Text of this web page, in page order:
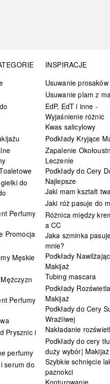
do
Perfumy
Promocja
Męskie
Perfumy
Prysznic i
perfumy
serum do
INSPIRACJE
Usuwanie prosaków
Usuwanie plam z
EdP, EdT i inne -
Wyjaśnienie różnic
Kwas salicylowy
Podkłady Kryjące
Zapalenie
Leczenie
Podkłady do Cery
Najlepsze
Jaki mam kształt
Jaki róż pasuje do
Różnica między
a CC
Jaka szminka
mnie?
Podkłady
Makijaż
Tubing mascara
Podkłady
Makijaż
Podkłady do Cery
Wrażliwej
Nakładanie
Podkłady do cery
duży wybór|
Szybkie schnięcie
paznokci
Konturowanie